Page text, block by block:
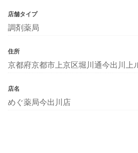
店舗タイプ
調剤薬局
住所
京都府京都市上京区堀川通今出川上
店名
めぐ薬局今出川店